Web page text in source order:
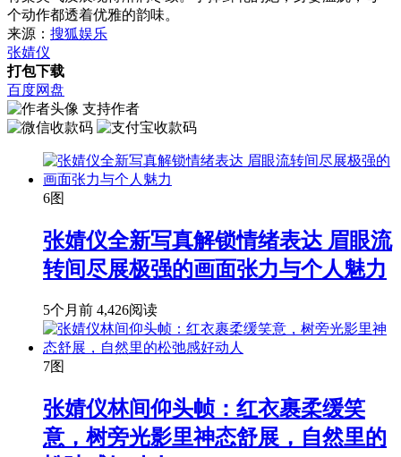
个动作都透着优雅的韵味。
来源： 搜狐娱乐
张婧仪
打包下载
百度网盘
支持作者
6图
张婧仪全新写真解锁情绪表达 眉眼流
转间尽展极强的画面张力与个人魅力
5个月前 4,426阅读
7图
张婧仪林间仰头帧：红衣裹柔缓笑
意，树旁光影里神态舒展，自然里的